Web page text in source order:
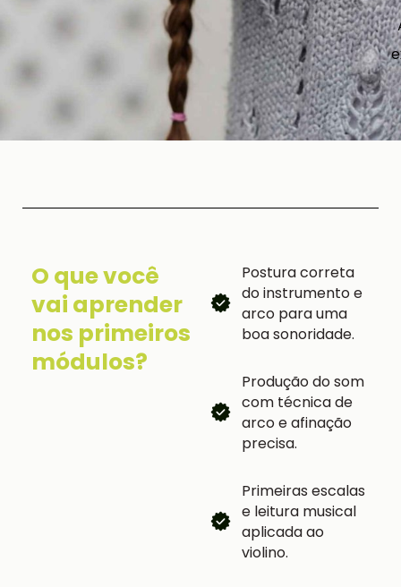
O que você
vai aprender
nos primeiros
módulos?
Postura correta
do instrumento e
arco para uma
boa sonoridade.
Produção do som
com técnica de
arco e afinação
precisa.
Primeiras escalas
e leitura musical
aplicada ao
violino.